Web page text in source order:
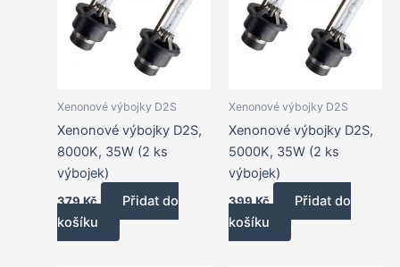
Xenonové výbojky D2S
Xenonové výbojky D2S,
8000K, 35W (2 ks
výbojek)
379Kč
Přidat do
košíku
Xenonové výbojky D2S
Xenonové výbojky D2S,
5000K, 35W (2 ks
výbojek)
399Kč
Přidat do
košíku